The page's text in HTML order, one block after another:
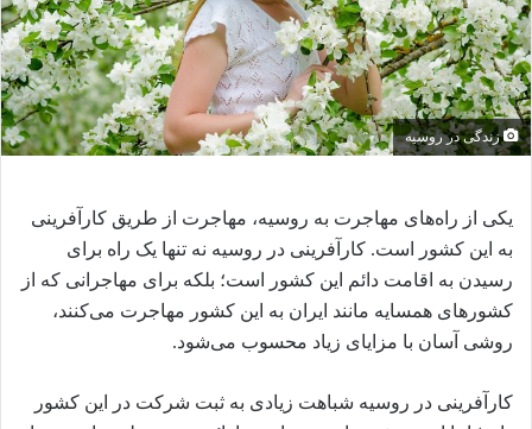
م
ی
ل
زندگی در روسیه
یکی از راه‌های مهاجرت به روسیه، مهاجرت از طریق کارآفرینی
به این کشور است. کارآفرینی در روسیه نه تنها یک راه برای
رسیدن به اقامت دائم این کشور است؛ بلکه برای مهاجرانی که از
کشورهای همسایه مانند ایران به این کشور مهاجرت می‌کنند،
روشی آسان با مزایای زیاد محسوب می‌شود.
کارآفرینی در روسیه شباهت زیادی به ثبت شرکت در این کشور